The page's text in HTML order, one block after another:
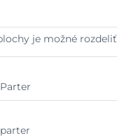
je možné rozdeliť